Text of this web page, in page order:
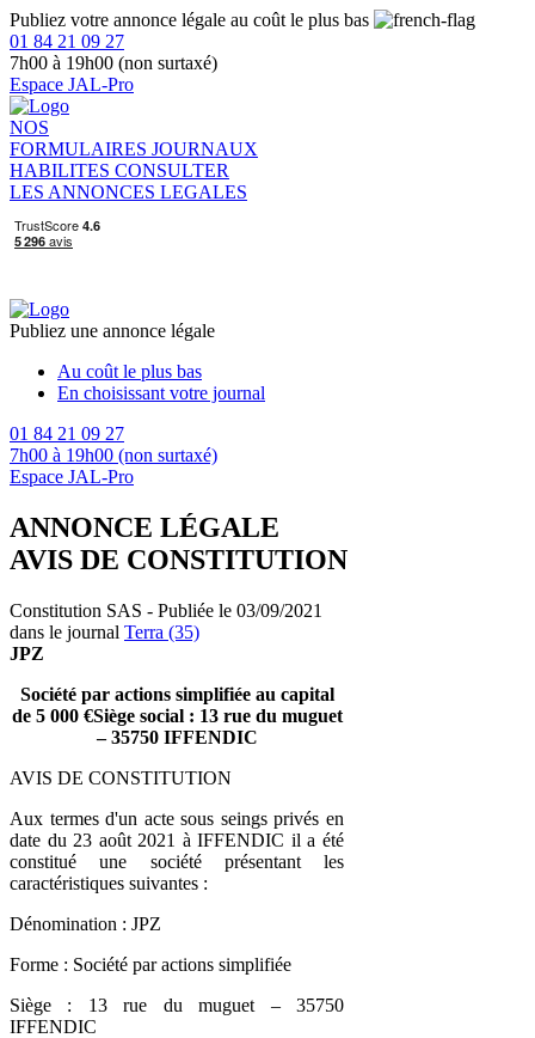
Publiez votre annonce légale au coût le plus bas
01 84 21 09 27
7h00 à 19h00 (non surtaxé)
Espace JAL-Pro
NOS
FORMULAIRES JOURNAUX
HABILITES CONSULTER
LES ANNONCES LEGALES
Publiez une annonce légale
Au coût le plus bas
En choisissant votre journal
01 84 21 09 27
7h00 à 19h00 (non surtaxé)
Espace JAL-Pro
ANNONCE LÉGALE
AVIS DE CONSTITUTION
Constitution SAS - Publiée le 03/09/2021
dans le journal Terra (35)
JPZ
Société par actions simplifiée au capital
de 5 000 €Siège social : 13 rue du muguet
– 35750 IFFENDIC
AVIS DE CONSTITUTION
Aux termes d'un acte sous seings privés en
date du 23 août 2021 à IFFENDIC il a été
constitué une société présentant les
caractéristiques suivantes :
Dénomination : JPZ
Forme : Société par actions simplifiée
Siège : 13 rue du muguet – 35750
IFFENDIC